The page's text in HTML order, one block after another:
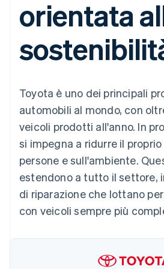
flessibile
Metodi di
pagamento
Terminal
Pagamenti di
Boost
Accettazione
ottimizzata
Link
Pagamento
accelerato
Financial
Conti finanziari
collegati
della
Stripe
Data
Altro
Product roadmap
Scopri cosa ti aspetta
Gestione del
Piattaforme
SaaS
Aziende di IA
Creator economy
Gaming
Ospitalità, viaggi e
tempo libero
Assicurazione
intrattenimento
Organizzazioni non
profit
Servizi
Gestire gli
abbonamenti
Offrire addebiti in
all'utilizzo
Emettere carte
garantite da
gestisci i servizi
agenti
Risorse
Integrazioni app
Esempi di codice
Blog per
Stato dell'API
Roadmap del
Conferenza
Sessions
Lavora con noi
Sala stampa
Recapiti
Contattaci
Diventa nostro
orientata
Toyota è uno dei principali
automobili al mondo, con
veicoli prodotti all'anno. In
si impegna a ridurre il
persone e sull'ambiente.
estendono a tutto il settore,
di riparazione che lottano
con veicoli sempre più